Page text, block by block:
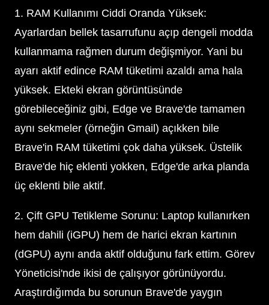
1. RAM Kullanımı Ciddi Oranda Yüksek:
Ayarlardan bellek tasarrufunu açıp dengeli modda
kullanmama rağmen durum değişmiyor. Yani bu
ayarı aktif edince RAM tüketimi azaldı ama hala
yüksek. Ekteki ekran görüntüsünde
görebileceğiniz gibi, Edge ve Brave'de tamamen
aynı sekmeler (örneğin Gmail) açıkken bile
Brave'in RAM tüketimi çok daha yüksek. Üstelik
Brave'de hiç eklenti yokken, Edge'de arka planda
üç eklenti bile aktif.
2. Çift GPU Tetikleme Sorunu: Laptop kullanırken
hem dahili (iGPU) hem de harici ekran kartının
(dGPU) aynı anda aktif olduğunu fark ettim. Görev
Yöneticisi'nde ikisi de çalışıyor görünüyordu.
Araştırdığımda bu sorunun Brave'de yaygın